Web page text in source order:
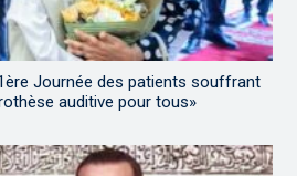
Journée des patients souffrant
auditive pour tous»